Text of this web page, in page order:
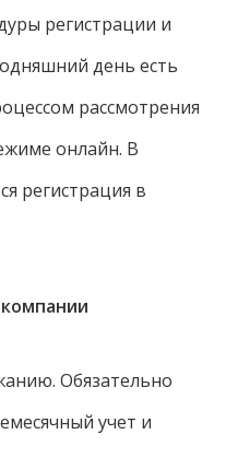
регистрации и
день есть
рассмотрения
онлайн. В
регистрация в
Обязательно
учет и